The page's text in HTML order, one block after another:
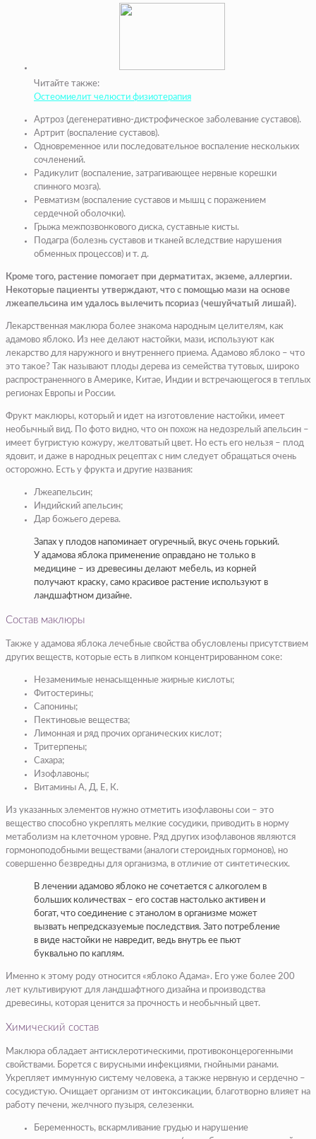
Читайте также:
Остеомиелит челюсти физиотерапия
Артроз (дегенеративно-дистрофическое заболевание суставов).
Артрит (воспаление суставов).
Одновременное или последовательное воспаление нескольких
сочленений.
Радикулит (воспаление, затрагивающее нервные корешки
спинного мозга).
Ревматизм (воспаление суставов и мышц с поражением
сердечной оболочки).
Грыжа межпозвонкового диска, суставные кисты.
Подагра (болезнь суставов и тканей вследствие нарушения
обменных процессов) и т. д.
Кроме того, растение помогает при дерматитах, экземе, аллергии.
Некоторые пациенты утверждают, что с помощью мази на основе
лжеапельсина им удалось вылечить псориаз (чешуйчатый лишай).
Лекарственная маклюра более знакома народным целителям, как
адамово яблоко. Из нее делают настойки, мази, используют как
лекарство для наружного и внутреннего приема. Адамово яблоко – что
это такое? Так называют плоды дерева из семейства тутовых, широко
распространенного в Америке, Китае, Индии и встречающегося в теплых
регионах Европы и России.
Фрукт маклюры, который и идет на изготовление настойки, имеет
необычный вид. По фото видно, что он похож на недозрелый апельсин –
имеет бугристую кожуру, желтоватый цвет. Но есть его нельзя – плод
ядовит, и даже в народных рецептах с ним следует обращаться очень
осторожно. Есть у фрукта и другие названия:
Лжеапельсин;
Индийский апельсин;
Дар божьего дерева.
Запах у плодов напоминает огуречный, вкус очень горький.
У адамова яблока применение оправдано не только в
медицине – из древесины делают мебель, из корней
получают краску, само красивое растение используют в
ландшафтном дизайне.
Состав маклюры
Также у адамова яблока лечебные свойства обусловлены присутствием
других веществ, которые есть в липком концентрированном соке:
Незаменимые ненасыщенные жирные кислоты;
Фитостерины;
Сапонины;
Пектиновые вещества;
Лимонная и ряд прочих органических кислот;
Тритерпены;
Сахара;
Изофлавоны;
Витамины А, Д, Е, К.
Из указанных элементов нужно отметить изофлавоны сои – это
вещество способно укреплять мелкие сосудики, приводить в норму
метаболизм на клеточном уровне. Ряд других изофлавонов являются
гормоноподобными веществами (аналоги стероидных гормонов), но
совершенно безвредны для организма, в отличие от синтетических.
В лечении адамово яблоко не сочетается с алкоголем в
больших количествах – его состав настолько активен и
богат, что соединение с этанолом в организме может
вызвать непредсказуемые последствия. Зато потребление
в виде настойки не навредит, ведь внутрь ее пьют
буквально по каплям.
Именно к этому роду относится «яблоко Адама». Его уже более 200
лет культивируют для ландшафтного дизайна и производства
древесины, которая ценится за прочность и необычный цвет.
Химический состав
Маклюра обладает антисклеротическими, противоконцерогенными
свойствами. Борется с вирусными инфекциями, гнойными ранами.
Укрепляет иммунную систему человека, а также нервную и сердечно –
сосудистую. Очищает организм от интоксикации, благотворно влияет на
работу печени, желчного пузыря, селезенки.
Беременность, вскармливание грудью и нарушение